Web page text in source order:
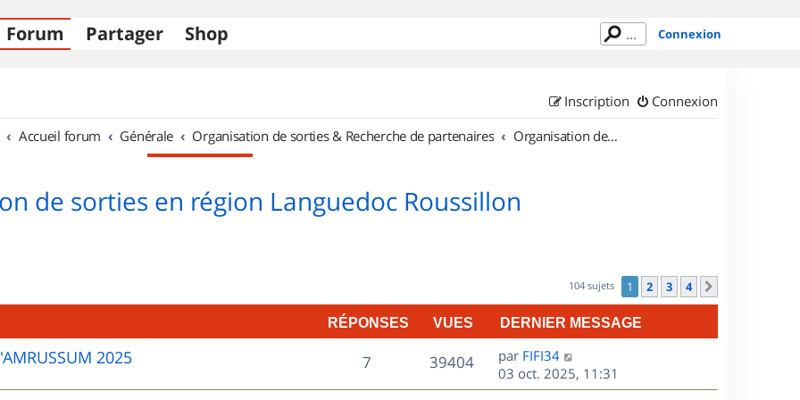
Forum Partager Shop Connexion
Connexion
Inscription
Accueil forum Générale Organisation de sorties & Recherche de partenaires Organisation de sorties en région Languedoc Roussillon
de sorties en région Languedoc Roussillon
104 sujets 1 2 3 4
RÉPONSES VUES DERNIER MESSAGE
2025 7R
é
39404V
u
D
e
r
par FIFI34
03 oct. 2025, 11:31